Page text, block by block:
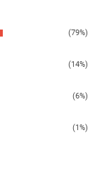
(79%)
(14%)
(6%)
(1%)